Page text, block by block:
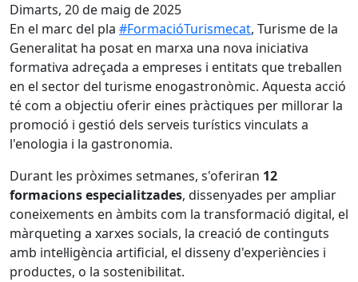
Dimarts, 20 de maig de 2025
En el marc del pla #FormacióTurismecat, Turisme de la
Generalitat ha posat en marxa una nova iniciativa
formativa adreçada a empreses i entitats que treballen
en el sector del turisme enogastronòmic. Aquesta acció
té com a objectiu oferir eines pràctiques per millorar la
promoció i gestió dels serveis turístics vinculats a
l'enologia i la gastronomia.
Durant les pròximes setmanes, s'oferiran 12
formacions especialitzades, dissenyades per ampliar
coneixements en àmbits com la transformació digital, el
màrqueting a xarxes socials, la creació de continguts
amb intel·ligència artificial, el disseny d'experiències i
productes, o la sostenibilitat.